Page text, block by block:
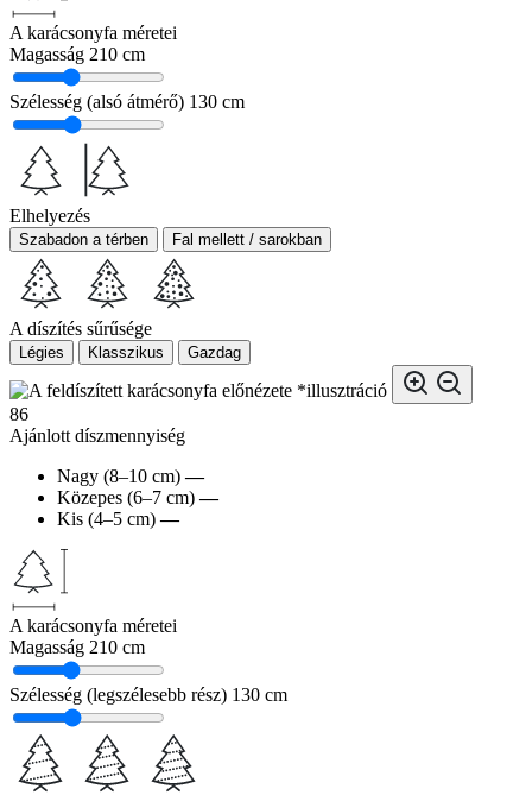
A karácsonyfa méretei
Magasság 210 cm
Szélesség (alsó átmérő) 130 cm
Elhelyezés
Szabadon a térben Fal mellett / sarokban
A díszítés sűrűsége
Légies Klasszikus Gazdag
*illusztráció
86
Ajánlott díszmennyiség
Nagy (8–10 cm) —
Közepes (6–7 cm) —
Kis (4–5 cm) —
A karácsonyfa méretei
Magasság 210 cm
Szélesség (legszélesebb rész) 130 cm